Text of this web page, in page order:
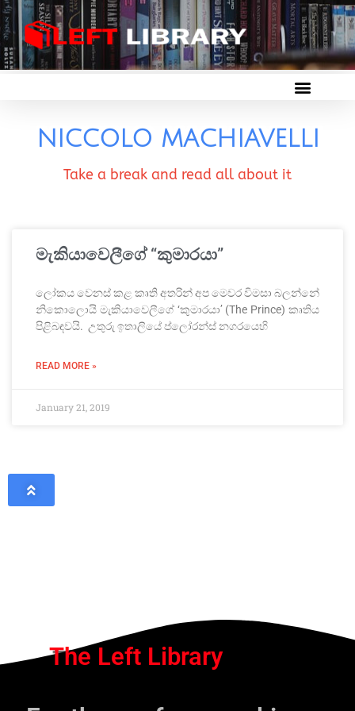
NICCOLO MACHIAVELLI
Take a break and read all about it
මැකියාවෙලීගේ “කුමාරයා”
ලෝකය වෙනස් කළ කෘති අතරින් අප මෙවර විමසා බලන්නේ
නිකොලොයි මැකියාවෙලීගේ ‘කුමාරයා’ (The Prince) කෘතිය
පිළිබඳවයි. උතුරු ඉතාලියේ ප්ලෝරන්ස් නගරයෙහි
READ MORE »
January 21, 2019
The Left Library